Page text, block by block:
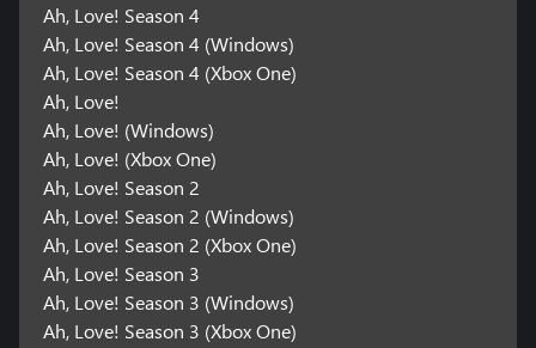
Ah, Love! Season 4
Ah, Love! Season 4 (Windows)
Ah, Love! Season 4 (Xbox One)
Ah, Love!
Ah, Love! (Windows)
Ah, Love! (Xbox One)
Ah, Love! Season 2
Ah, Love! Season 2 (Windows)
Ah, Love! Season 2 (Xbox One)
Ah, Love! Season 3
Ah, Love! Season 3 (Windows)
Ah, Love! Season 3 (Xbox One)